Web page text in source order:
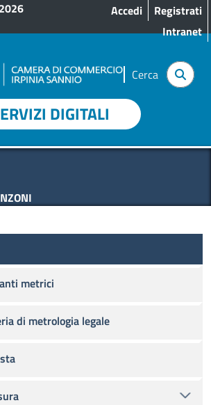
Menu profilo utente
Accedi
Registrati
Intranet
Cerca
DIGITALI
metrici
di metrologia legale